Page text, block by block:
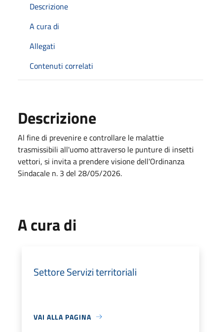
Descrizione
A cura di
Allegati
Contenuti correlati
Descrizione
Al fine di prevenire e controllare le malattie
trasmissibili all'uomo attraverso le punture di insetti
vettori, si invita a prendere visione dell'Ordinanza
Sindacale n. 3 del 28/05/2026.
A cura di
Settore Servizi territoriali
VAI ALLA PAGINA